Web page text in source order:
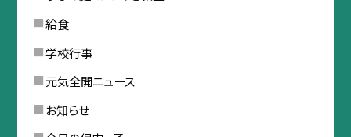
給食
学校行事
元気全開ニュース
お知らせ